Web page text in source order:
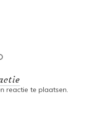
reactie te plaatsen.